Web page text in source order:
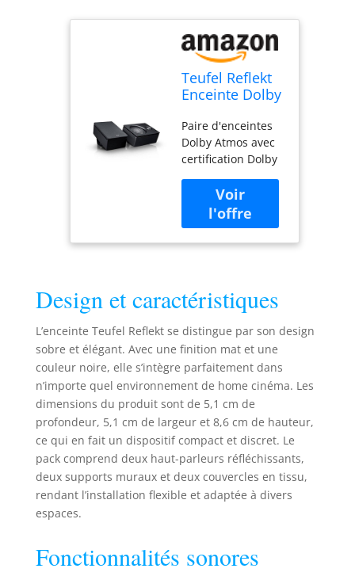
Teufel Reflekt
Enceinte Dolby
Home Cinema
(Noir)
Paire d'enceintes
Dolby Atmos avec
certification Dolby
pour l'expansion
d'un kit home
cinéma Peut être
utilisé comme
parleur arrière
normal,
interrupteur
intégré Montage
horizontal ou
vertical possible,
support mural
pivotant intégré
Peut être placé
directement sur
les haut-parleurs
de sol ou d'étagère
Peinture discrète
DTS:X et Auro 3D
Design et caractéristiques
L’enceinte Teufel Reflekt se distingue par son design
sobre et élégant. Avec une finition mat et une
couleur noire, elle s’intègre parfaitement dans
n’importe quel environnement de home cinéma. Les
dimensions du produit sont de 5,1 cm de
profondeur, 5,1 cm de largeur et 8,6 cm de hauteur,
ce qui en fait un dispositif compact et discret. Le
pack comprend deux haut-parleurs réfléchissants,
deux supports muraux et deux couvercles en tissu,
rendant l’installation flexible et adaptée à divers
espaces.
Fonctionnalités sonores